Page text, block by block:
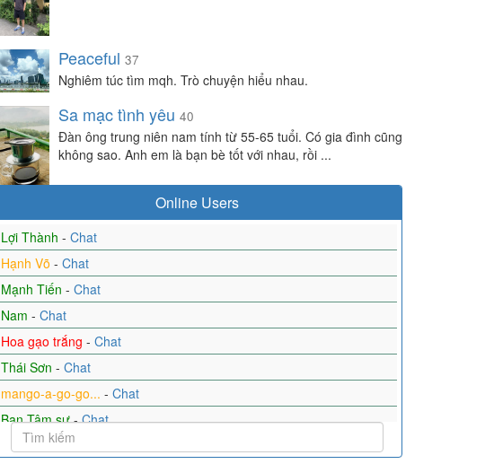
Peaceful 37
Nghiêm túc tìm mqh. Trò chuyện hiểu nhau.
Sa mạc tình yêu 40
Đàn ông trung niên nam tính từ 55-65 tuổi. Có gia đình cũng
không sao. Anh em là bạn bè tốt với nhau, rồi ...
Online Users
Lợi Thành - Chat
Hạnh Võ - Chat
Mạnh Tiến - Chat
Nam - Chat
Hoa gạo trắng - Chat
Thái Sơn - Chat
mango-a-go-go... - Chat
Bạn Tâm sự-Chat
Jenny Nguyễn